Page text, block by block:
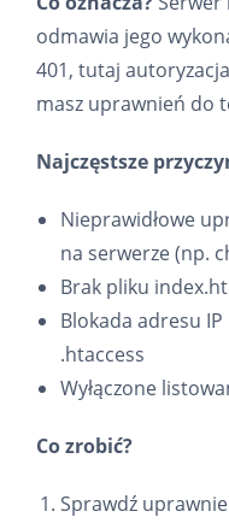
odmawia jego
401, tutaj
masz uprawnień do
Najczęstsze
Nieprawidłowe
na serwerze (np.
Brak pliku
Blokada adresu
.htaccess
Wyłączone
Co zrobić?
Sprawdź